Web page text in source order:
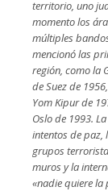
territorio, uno
momento los
múltiples
mencionó las
región, como la
de Suez de
Yom Kipur de
Oslo de 1993.
intentos de paz,
grupos
muros y la
«nadie quiere la